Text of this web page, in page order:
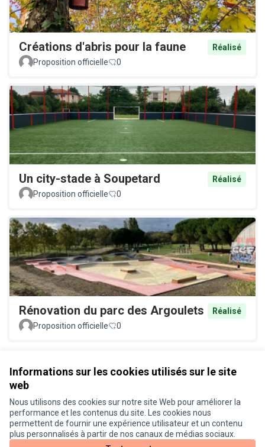
Informations sur les cookies utilisés sur le site
web
Nous utilisons des cookies sur notre site Web pour améliorer la
performance et les contenus du site. Les cookies nous
permettent de fournir une expérience utilisateur et un contenu
plus personnalisés à partir de nos canaux de médias sociaux.
Créations d'abris pour la faune
Réalisé
Proposition officielle
0
Un city-stade à Soupetard
Réalisé
Proposition officielle
0
Rénovation du parc des Argoulets
Réalisé
Proposition officielle
0
Conditions d'utilisation
Paramètres des cookies
Je participe ! sur X
(Lien externe)
Je participe ! sur Facebook
Je participe ! sur Instagram